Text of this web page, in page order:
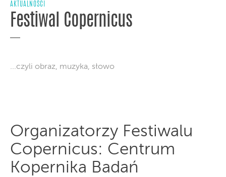
AKTUALNOŚCI
Festiwal Copernicus
...czyli obraz, muzyka, słowo
Organizatorzy Festiwalu
Copernicus: Centrum
Kopernika Badań